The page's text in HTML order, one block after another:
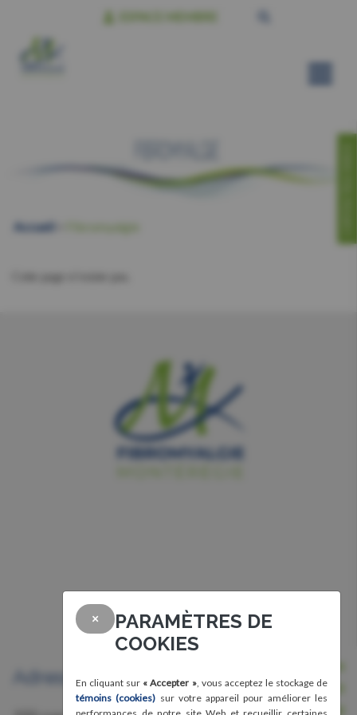
Accueil
Adresse
Avis légal, conditions d'utilisation et
confidentialité
×
PARAMÈTRES DE
COOKIES
En cliquant sur « Accepter », vous acceptez le stockage de
témoins (cookies) sur votre appareil pour améliorer les